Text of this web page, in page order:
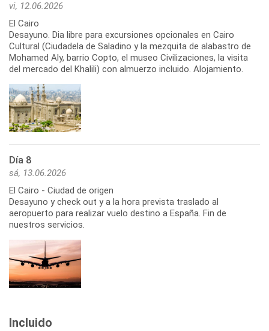
vi, 12.06.2026
El Cairo
Desayuno. Dia libre para excursiones opcionales en Cairo
Cultural (Ciudadela de Saladino y la mezquita de alabastro de
Mohamed Aly, barrio Copto, el museo Civilizaciones, la visita
del mercado del Khalili) con almuerzo incluido. Alojamiento.
Día 8
sá, 13.06.2026
El Cairo - Ciudad de origen
Desayuno y check out y a la hora prevista traslado al
aeropuerto para realizar vuelo destino a España. Fin de
nuestros servicios.
Incluido